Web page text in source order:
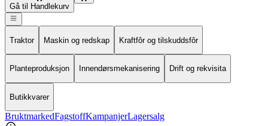
Gå til Handlekurv
Traktor Maskin og redskap Kraftfôr og tilskuddsfôr
Planteproduksjon Innendørsmekanisering Drift og rekvisita
Butikkvarer
BruktmarkedFagstoffKampanjerLagersalg